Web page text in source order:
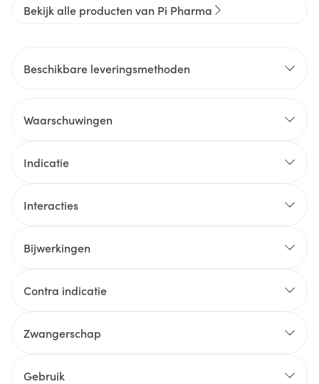
Bekijk alle producten van Pi Pharma
Beschikbare leveringsmethoden
Waarschuwingen
Indicatie
Interacties
Bijwerkingen
Contra indicatie
Zwangerschap
Gebruik